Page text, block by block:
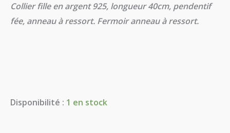
Collier fille en argent 925, longueur 40cm, pendentif
fée, anneau à ressort. Fermoir anneau à ressort.
Disponibilité : 1 en stock